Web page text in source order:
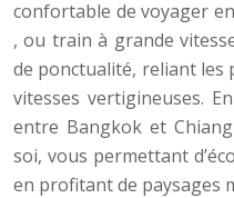
confortable de voyager
, ou train à grande
de ponctualité, reliant les
vitesses vertigineuses.
entre Bangkok et
soi, vous permettant
en profitant de paysages